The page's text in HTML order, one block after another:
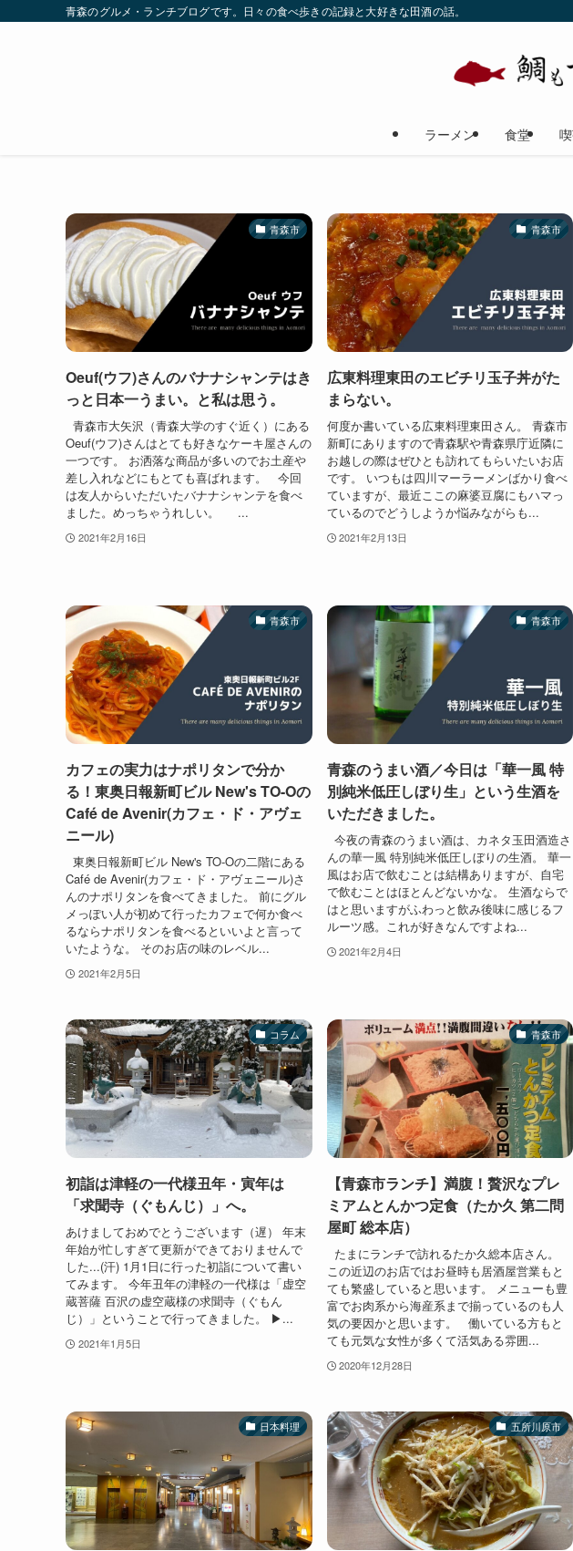
青森のグルメ・ランチブログです。日々の食べ歩きの記録と大好きな田酒の話。
ラーメン 食堂
青森市
Oeuf(ウフ)さんのバナナシャンテはき
っと日本一うまい。と私は思う。
青森市大矢沢（青森大学のすぐ近く）にある
Oeuf(ウフ)さんはとても好きなケーキ屋さんの
一つです。 お洒落な商品が多いのでお土産や
差し入れなどにもとても喜ばれます。 今回
は友人からいただいたバナナシャンテを食べ
ました。めっちゃうれしい。 ...
2021年2月16日
青森市
広東料理東田のエビチリ玉子丼がた
まらない。
何度か書いている広東料理東田さん。 青森市
新町にありますので青森駅や青森県庁近隣に
お越しの際はぜひとも訪れてもらいたいお店
です。 いつもは四川マーラーメンばかり食べ
ていますが、最近ここの麻婆豆腐にもハマっ
ているのでどうしようか悩みながらも...
2021年2月13日
青森市
カフェの実力はナポリタンで分か
る！東奥日報新町ビル New's TO-Oの
Café de Avenir(カフェ・ド・アヴェ
ニール)
東奥日報新町ビル New's TO-Oの二階にある
Café de Avenir(カフェ・ド・アヴェニール)さ
んのナポリタンを食べてきました。 前にグル
メっぽい人が初めて行ったカフェで何か食べ
るならナポリタンを食べるといいよと言って
いたような。 そのお店の味のレベル...
2021年2月5日
青森市
青森のうまい酒／今日は「華一風 特
別純米低圧しぼり生」という生酒を
いただきました。
今夜の青森のうまい酒は、カネタ玉田酒造さ
んの華一風 特別純米低圧しぼりの生酒。 華一
風はお店で飲むことは結構ありますが、自宅
で飲むことはほとんどないかな。 生酒ならで
はと思いますがふわっと飲み後味に感じるフ
ルーツ感。これが好きなんですよね...
2021年2月4日
コラム
初詣は津軽の一代様丑年・寅年は
「求聞寺（ぐもんじ）」へ。
あけましておめでとうございます（遅） 年末
年始が忙しすぎて更新ができておりませんで
した...(汗) 1月1日に行った初詣について書い
てみます。 今年丑年の津軽の一代様は「虚空
蔵菩薩 百沢の虚空蔵様の求聞寺（ぐもん
じ）」ということで行ってきました。 ▶...
2021年1月5日
青森市
【青森市ランチ】満腹！贅沢なプレ
ミアムとんかつ定食（たか久 第二問
屋町 総本店）
たまにランチで訪れるたか久総本店さん。
この近辺のお店ではお昼時も居酒屋営業もと
ても繁盛していると思います。 メニューも豊
富でお肉系から海産系まで揃っているのも人
気の要因かと思います。 働いている方もと
ても元気な女性が多くて活気ある雰囲...
2020年12月28日
日本料理 五所川原市